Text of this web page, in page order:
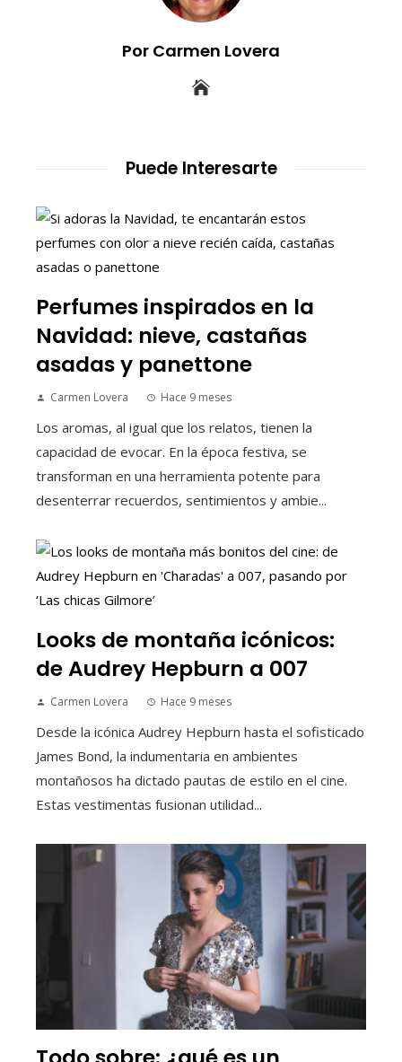
Por Carmen Lovera
Puede Interesarte
Perfumes inspirados en la
Navidad: nieve, castañas
asadas y panettone
Carmen Lovera Hace 9 meses
Los aromas, al igual que los relatos, tienen la
capacidad de evocar. En la época festiva, se
transforman en una herramienta potente para
desenterrar recuerdos, sentimientos y ambie...
Looks de montaña icónicos:
de Audrey Hepburn a 007
Carmen Lovera Hace 9 meses
Desde la icónica Audrey Hepburn hasta el sofisticado
James Bond, la indumentaria en ambientes
montañosos ha dictado pautas de estilo en el cine.
Estas vestimentas fusionan utilidad...